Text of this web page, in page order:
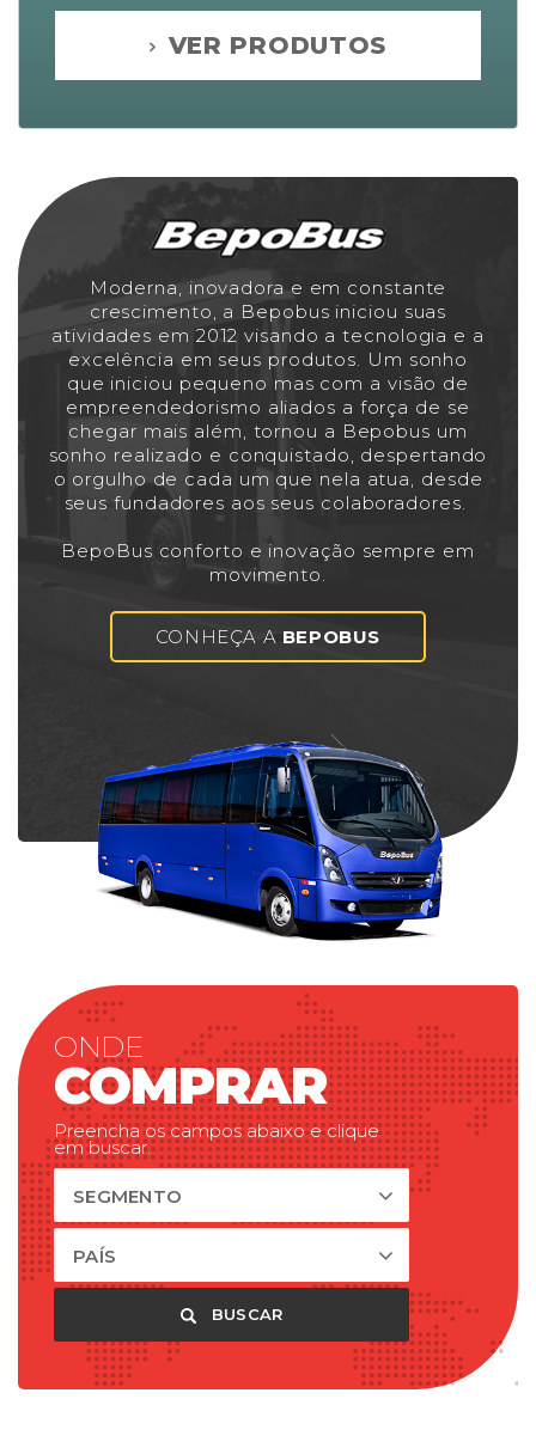
VER PRODUTOS
Moderna, inovadora e em constante
crescimento, a Bepobus iniciou suas
atividades em 2012 visando a tecnologia e a
excelência em seus produtos. Um sonho
que iniciou pequeno mas com a visão de
empreendedorismo aliados a força de se
chegar mais além, tornou a Bepobus um
sonho realizado e conquistado, despertando
o orgulho de cada um que nela atua, desde
seus fundadores aos seus colaboradores.
BepoBus conforto e inovação sempre em
movimento.
CONHEÇA A BEPOBUS
ONDE
COMPRAR
Preencha os campos abaixo e clique
em buscar.
SEGMENTO
PAÍS
BUSCAR